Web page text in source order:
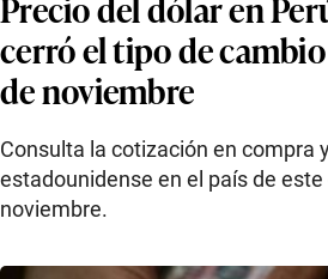
cerró el tipo de
de noviembre
Consulta la cotización en compra
estadounidense en el país de
noviembre.